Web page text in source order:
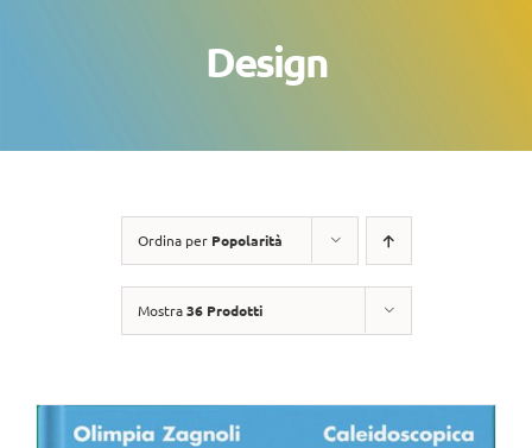
Design
Ordina per Popolarità
Mostra36 Prodotti